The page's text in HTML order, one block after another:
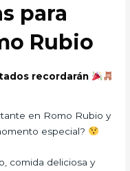
para
Rubio
recordarán
en Romo Rubio y
especial?
comida deliciosa y